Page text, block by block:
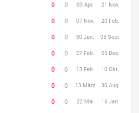
0 0 03 Apr. 21 Nov.
0 0 07 Nov. 20 Feb.
0 0 30 Jan. 05 Sept.
0 0 27 Feb. 05 Dez.
0 0 13 Feb. 10 Okt.
0 0 13 März 30 Aug.
0 0 22 Mai 16 Jan.